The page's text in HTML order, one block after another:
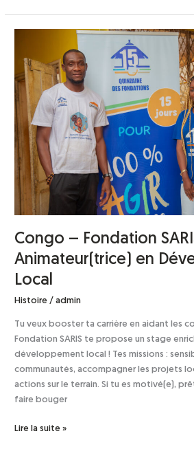
Congo – Fondation
Animateur(trice) en
Local
Histoire /admin
Tu veux booster ta carrière en aidant les
Fondation SARIS te propose un stage
développement local ! Tes missions :
communautés, accompagner les projets
actions sur le terrain. Si tu es motivé(e),
faire bouger
Fondation
SARIS
:
Stage
Animateur(trice)
en
Développement
Local
Lire la suite »